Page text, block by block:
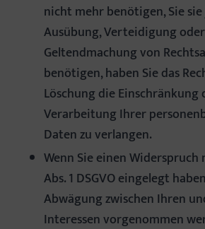
nicht mehr benötigen, Sie
Ausübung, Verteidigung oder
Geltendmachung von
benötigen, haben Sie das
Löschung die Einschränkung
Verarbeitung Ihrer
Daten zu verlangen.
Wenn Sie einen Widerspruch
Abs. 1 DSGVO eingelegt
Abwägung zwischen Ihren
Interessen vorgenommen